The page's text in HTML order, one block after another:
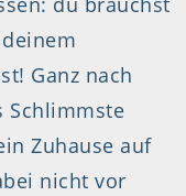
Ganz nach
Schlimmste
Zuhause auf
nicht vor